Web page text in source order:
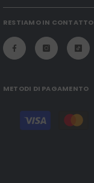
RESTIAMO IN CONTATTO
METODI DI PAGAMENTO
Modalità
pagamento